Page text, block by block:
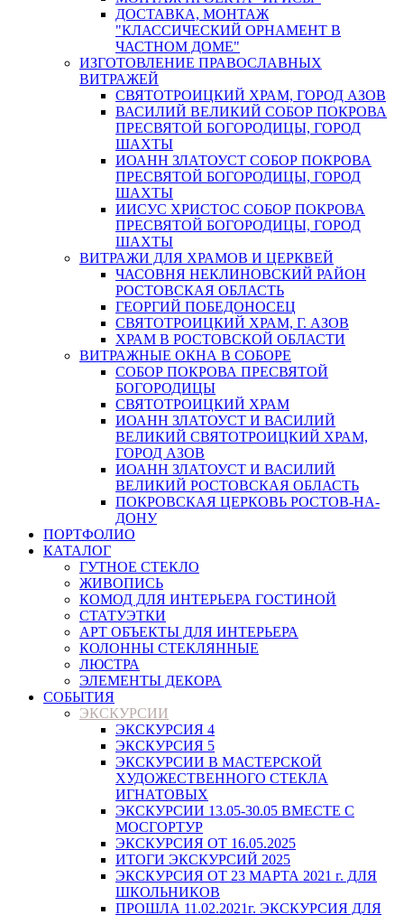
ДОСТАВКА, МОНТАЖ
"КЛАССИЧЕСКИЙ ОРНАМЕНТ В
ЧАСТНОМ ДОМЕ"
ИЗГОТОВЛЕНИЕ ПРАВОСЛАВНЫХ
ВИТРАЖЕЙ
СВЯТОТРОИЦКИЙ ХРАМ, ГОРОД АЗОВ
ВАСИЛИЙ ВЕЛИКИЙ СОБОР ПОКРОВА
ПРЕСВЯТОЙ БОГОРОДИЦЫ, ГОРОД
ШАХТЫ
ИОАНН ЗЛАТОУСТ СОБОР ПОКРОВА
ПРЕСВЯТОЙ БОГОРОДИЦЫ, ГОРОД
ШАХТЫ
ИИСУС ХРИСТОС СОБОР ПОКРОВА
ПРЕСВЯТОЙ БОГОРОДИЦЫ, ГОРОД
ШАХТЫ
ВИТРАЖИ ДЛЯ ХРАМОВ И ЦЕРКВЕЙ
ЧАСОВНЯ НЕКЛИНОВСКИЙ РАЙОН
РОСТОВСКАЯ ОБЛАСТЬ
ГЕОРГИЙ ПОБЕДОНОСЕЦ
СВЯТОТРОИЦКИЙ ХРАМ, Г. АЗОВ
ХРАМ В РОСТОВСКОЙ ОБЛАСТИ
ВИТРАЖНЫЕ ОКНА В СОБОРЕ
СОБОР ПОКРОВА ПРЕСВЯТОЙ
БОГОРОДИЦЫ
СВЯТОТРОИЦКИЙ ХРАМ
ИОАНН ЗЛАТОУСТ И ВАСИЛИЙ
ВЕЛИКИЙ СВЯТОТРОИЦКИЙ ХРАМ,
ГОРОД АЗОВ
ИОАНН ЗЛАТОУСТ И ВАСИЛИЙ
ВЕЛИКИЙ РОСТОВСКАЯ ОБЛАСТЬ
ПОКРОВСКАЯ ЦЕРКОВЬ РОСТОВ-НА-
ДОНУ
ПОРТФОЛИО
КАТАЛОГ
ГУТНОЕ СТЕКЛО
ЖИВОПИСЬ
КОМОД ДЛЯ ИНТЕРЬЕРА ГОСТИНОЙ
СТАТУЭТКИ
АРТ ОБЪЕКТЫ ДЛЯ ИНТЕРЬЕРА
КОЛОННЫ СТЕКЛЯННЫЕ
ЛЮСТРА
ЭЛЕМЕНТЫ ДЕКОРА
СОБЫТИЯ
ЭКСКУРСИИ
ЭКСКУРСИЯ 4
ЭКСКУРСИЯ 5
ЭКСКУРСИИ В МАСТЕРСКОЙ
ХУДОЖЕСТВЕННОГО СТЕКЛА
ИГНАТОВЫХ
ЭКСКУРСИИ 13.05-30.05 ВМЕСТЕ С
МОСГОРТУР
ЭКСКУРСИЯ ОТ 16.05.2025
ИТОГИ ЭКСКУРСИЙ 2025
ЭКСКУРСИЯ ОТ 23 МАРТА 2021 г. ДЛЯ
ШКОЛЬНИКОВ
ПРОШЛА 11.02.2021г. ЭКСКУРСИЯ ДЛЯ